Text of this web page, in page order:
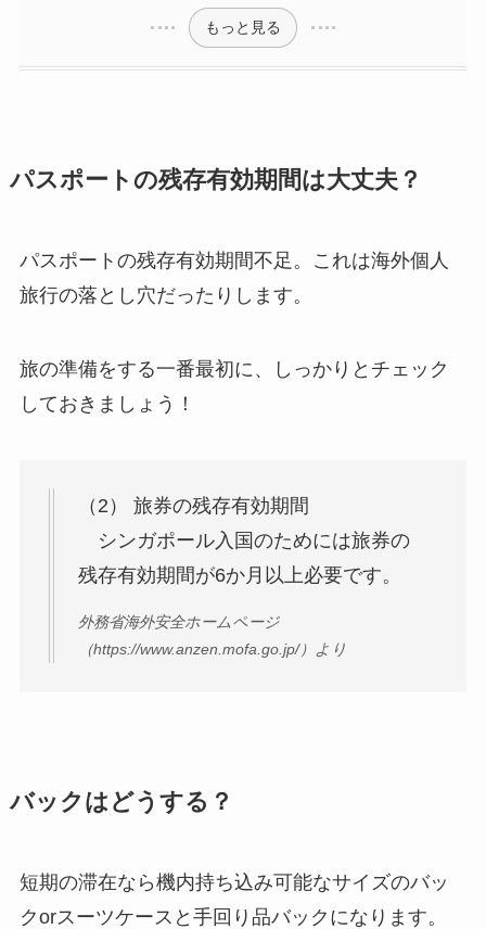
もっと見る
パスポートの残存有効期間は大丈夫？
パスポートの残存有効期間不足。これは海外個人
旅行の落とし穴だったりします。
旅の準備をする一番最初に、しっかりとチェック
しておきましょう！
（2） 旅券の残存有効期間
シンガポール入国のためには旅券の
残存有効期間が6か月以上必要です。
外務省海外安全ホームページ
（https://www.anzen.mofa.go.jp/）より
バックはどうする？
短期の滞在なら機内持ち込み可能なサイズのバッ
クorスーツケースと手回り品バックになります。